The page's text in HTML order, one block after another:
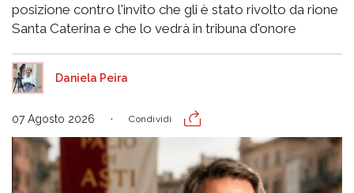
posizione contro l'invito che gli è stato rivolto da rione
Santa Caterina e che lo vedrà in tribuna d'onore
Daniela Peira
07 Agosto 2026 Condividi